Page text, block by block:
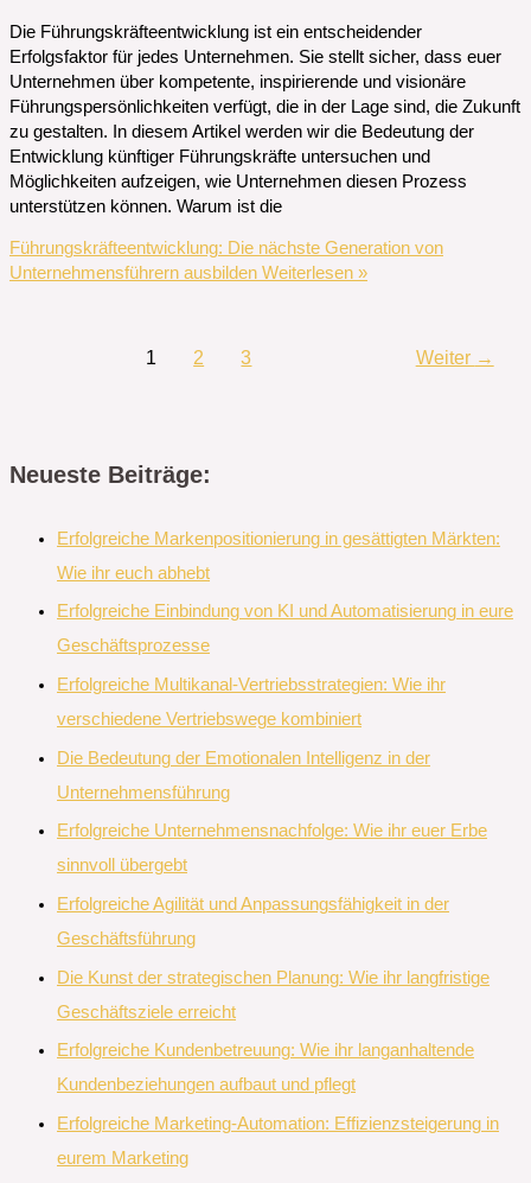
Die Führungskräfteentwicklung ist ein entscheidender
Erfolgsfaktor für jedes Unternehmen. Sie stellt sicher, dass euer
Unternehmen über kompetente, inspirierende und visionäre
Führungspersönlichkeiten verfügt, die in der Lage sind, die Zukunft
zu gestalten. In diesem Artikel werden wir die Bedeutung der
Entwicklung künftiger Führungskräfte untersuchen und
Möglichkeiten aufzeigen, wie Unternehmen diesen Prozess
unterstützen können. Warum ist die
Führungskräfteentwicklung: Die nächste Generation von
Unternehmensführern ausbilden Weiterlesen »
1 2 3 Weiter →
Neueste Beiträge:
Erfolgreiche Markenpositionierung in gesättigten Märkten:
Wie ihr euch abhebt
Erfolgreiche Einbindung von KI und Automatisierung in eure
Geschäftsprozesse
Erfolgreiche Multikanal-Vertriebsstrategien: Wie ihr
verschiedene Vertriebswege kombiniert
Die Bedeutung der Emotionalen Intelligenz in der
Unternehmensführung
Erfolgreiche Unternehmensnachfolge: Wie ihr euer Erbe
sinnvoll übergebt
Erfolgreiche Agilität und Anpassungsfähigkeit in der
Geschäftsführung
Die Kunst der strategischen Planung: Wie ihr langfristige
Geschäftsziele erreicht
Erfolgreiche Kundenbetreuung: Wie ihr langanhaltende
Kundenbeziehungen aufbaut und pflegt
Erfolgreiche Marketing-Automation: Effizienzsteigerung in
eurem Marketing